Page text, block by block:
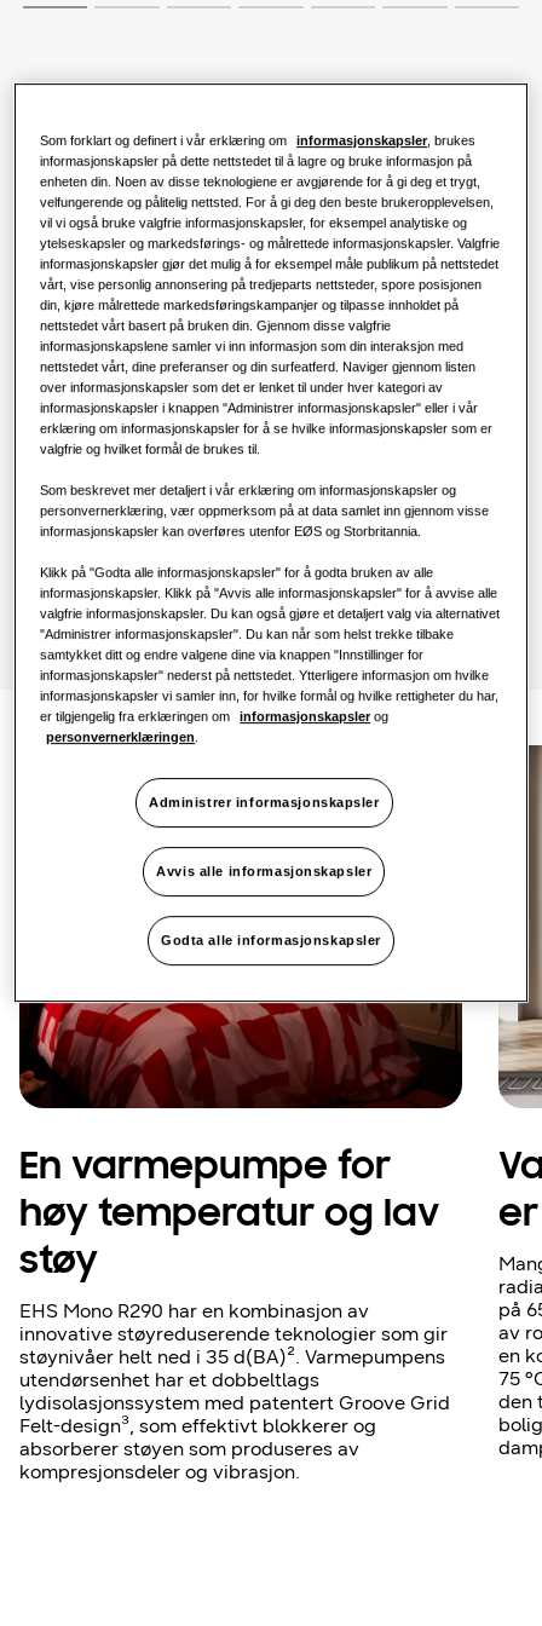
fungerer det?
KOMMERSIELLE LØSNINGER
Hoteller
Detaljhandel
Restaurant
Kontor
Bærekraft
One Samsung
LØSNINGER FOR NÆRINGSBYGG
Klimaanleggsløsninger
Kontroller
Hero-produkter
Om Samsung
Mono Utendørsenhet (R290)
AE050CXYDEK/EU
Tilgjengelig kapasitet
5.0KW 8.0KW 12.0KW 16.0KW
Tilgjengelig effekt
En varmepumpe for
høy temperatur og lav
støy
EHS Mono R290 har en kombinasjon av
innovative støyreduserende teknologier som gir
støynivåer helt ned i 35 d(BA)². Varmepumpens
utendørsenhet har et dobbeltlags
lydisolasjonssystem med patentert Groove Grid
Felt-design³, som effektivt blokkerer og
absorberer støyen som produseres av
kompresjonsdeler og vibrasjon.
på
av
en
75
den
Som forklart og definert i vår erklæring om informasjonskapsler , brukes
informasjonskapsler på dette nettstedet til å lagre og bruke informasjon på
enheten din. Noen av disse teknologiene er avgjørende for å gi deg et trygt,
velfungerende og pålitelig nettsted. For å gi deg den beste brukeropplevelsen,
vil vi også bruke valgfrie informasjonskapsler, for eksempel analytiske og
ytelseskapsler og markedsførings- og målrettede informasjonskapsler. Valgfrie
informasjonskapsler gjør det mulig å for eksempel måle publikum på nettstedet
vårt, vise personlig annonsering på tredjeparts nettsteder, spore posisjonen
din, kjøre målrettede markedsføringskampanjer og tilpasse innholdet på
nettstedet vårt basert på bruken din. Gjennom disse valgfrie
informasjonskapslene samler vi inn informasjon som din interaksjon med
nettstedet vårt, dine preferanser og din surfeatferd. Naviger gjennom listen
over informasjonskapsler som det er lenket til under hver kategori av
informasjonskapsler i knappen "Administrer informasjonskapsler" eller i vår
erklæring om informasjonskapsler for å se hvilke informasjonskapsler som er
valgfrie og hvilket formål de brukes til.
Som beskrevet mer detaljert i vår erklæring om informasjonskapsler og
personvernerklæring, vær oppmerksom på at data samlet inn gjennom visse
informasjonskapsler kan overføres utenfor EØS og Storbritannia.
Klikk på "Godta alle informasjonskapsler" for å godta bruken av alle
informasjonskapsler. Klikk på "Avvis alle informasjonskapsler" for å avvise alle
valgfrie informasjonskapsler. Du kan også gjøre et detaljert valg via alternativet
"Administrer informasjonskapsler". Du kan når som helst trekke tilbake
samtykket ditt og endre valgene dine via knappen "Innstillinger for
informasjonskapsler" nederst på nettstedet. Ytterligere informasjon om hvilke
informasjonskapsler vi samler inn, for hvilke formål og hvilke rettigheter du har,
er tilgjengelig fra erklæringen om informasjonskapsler og
personvernerklæringen
Administrer informasjonskapsler
Avvis alle informasjonskapsler
Godta alle informasjonskapsler